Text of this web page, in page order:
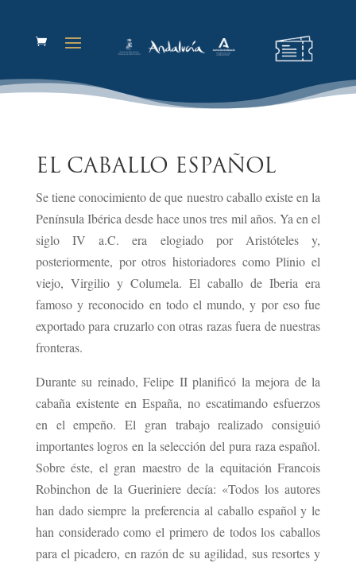
EL CABALLO ESPAÑOL
Se tiene conocimiento de que nuestro caballo existe en la
Península Ibérica desde hace unos tres mil años. Ya en el
siglo IV a.C. era elogiado por Aristóteles y,
posteriormente, por otros historiadores como Plinio el
viejo, Virgilio y Columela. El caballo de Iberia era
famoso y reconocido en todo el mundo, y por eso fue
exportado para cruzarlo con otras razas fuera de nuestras
fronteras.
Durante su reinado, Felipe II planificó la mejora de la
cabaña existente en España, no escatimando esfuerzos
en el empeño. El gran trabajo realizado consiguió
importantes logros en la selección del pura raza español.
Sobre éste, el gran maestro de la equitación Francois
Robinchon de la Gueriniere decía: «Todos los autores
han dado siempre la preferencia al caballo español y le
han considerado como el primero de todos los caballos
para el picadero, en razón de su agilidad, sus resortes y